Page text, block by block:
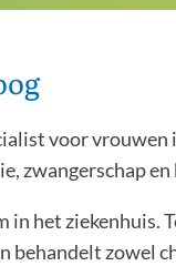
voor
zwangerschap
in het ziekenhuis.
behandelt